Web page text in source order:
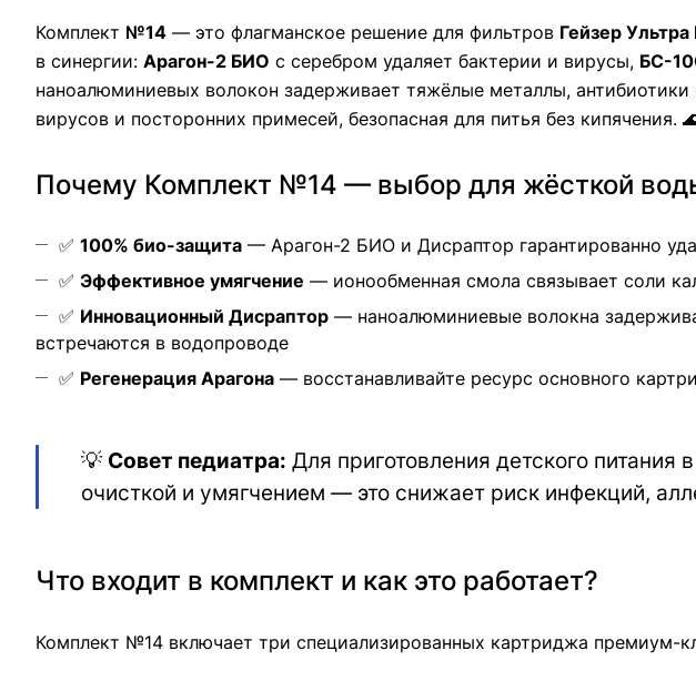
Комплект №14 — это флагманское решение для фильтров Гейзер
в синергии: Арагон-2 БИО с серебром удаляет бактерии и вирусы, БС-
наноалюминиевых волокон задерживает тяжёлые металлы,
вирусов и посторонних примесей, безопасная для питья без кипячения.
Почему Комплект №14 — выбор для жёсткой
✅ 100% био-защита — Арагон-2 БИО и Дисраптор гарантированно
✅ Эффективное умягчение — ионообменная смола связывает соли
✅ Инновационный Дисраптор — наноалюминиевые волокна
встречаются в водопроводе
✅ Регенерация Арагона — восстанавливайте ресурс основного
💡 Совет педиатра: Для приготовления детского
очисткой и умягчением — это снижает риск инфекций,
Что входит в комплект и как это работает?
Комплект №14 включает три специализированных картриджа премиум-